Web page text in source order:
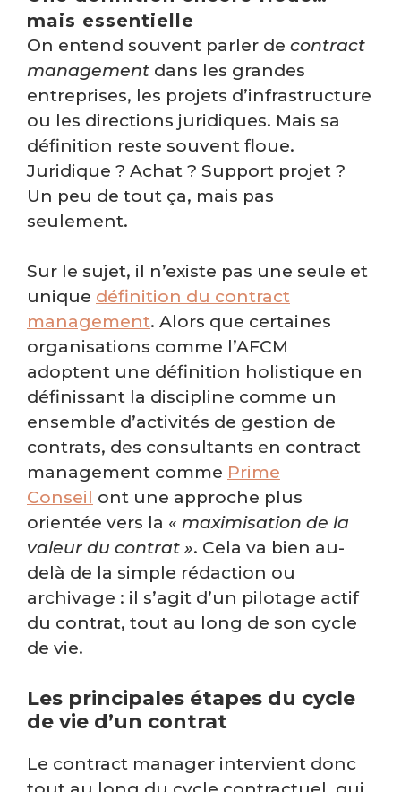
mais essentielle
On entend souvent parler de contract
management dans les grandes
entreprises, les projets d’infrastructure
ou les directions juridiques. Mais sa
définition reste souvent floue.
Juridique ? Achat ? Support projet ?
Un peu de tout ça, mais pas
seulement.
Sur le sujet, il n’existe pas une seule et
unique définition du contract
management. Alors que certaines
organisations comme l’AFCM
adoptent une définition holistique en
définissant la discipline comme un
ensemble d’activités de gestion de
contrats, des consultants en contract
management comme Prime
Conseil ont une approche plus
orientée vers la « maximisation de la
valeur du contrat ». Cela va bien au-
delà de la simple rédaction ou
archivage : il s’agit d’un pilotage actif
du contrat, tout au long de son cycle
de vie.
Les principales étapes du cycle
de vie d’un contrat
Le contract manager intervient donc